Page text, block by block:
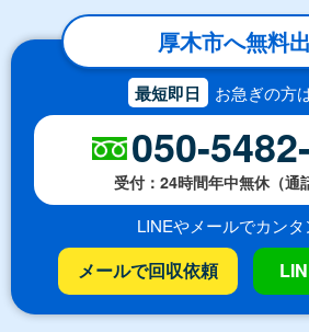
厚木市へ無料
最短即日 お急ぎの方
050-
受付：24時間年中無休（通
LINEやメールでカン
メールで回収依頼